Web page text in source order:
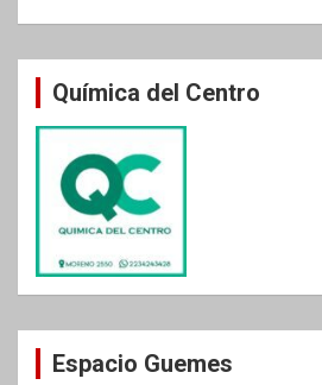
Química del Centro
Espacio Guemes